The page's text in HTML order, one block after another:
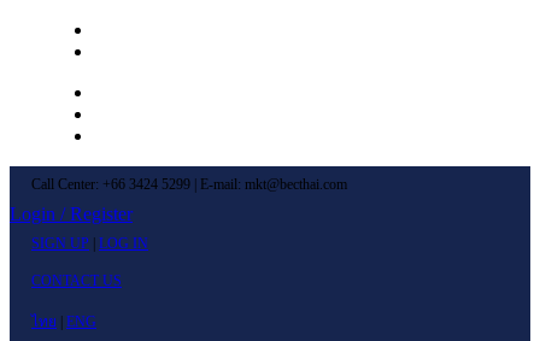
Call Center: +66 3424 5299 | E-mail: mkt@becthai.com
Login / Register
SIGN UP LOG IN
CONTACT US
ไทย ENG